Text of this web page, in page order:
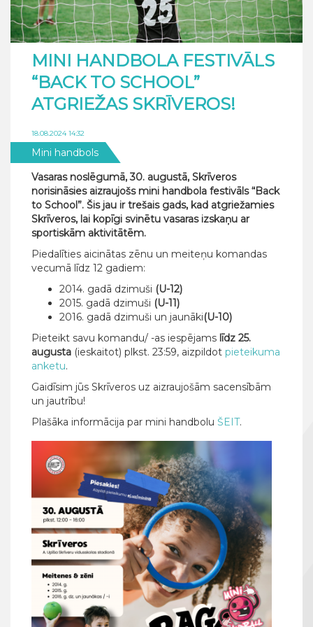
MINI HANDBOLA FESTIVĀLS
“BACK TO SCHOOL”
ATGRIEŽAS SKRĪVEROS!
18.08.2024 14:32
Mini handbols
Vasaras noslēgumā, 30. augustā, Skrīveros
norisināsies aizraujošs mini handbola festivāls “Back
to School”. Šis jau ir trešais gads, kad atgriežamies
Skrīveros, lai kopīgi svinētu vasaras izskaņu ar
sportiskām aktivitātēm.
Piedalīties aicinātas zēnu un meiteņu komandas
vecumā līdz 12 gadiem:
2014. gadā dzimuši (U-12)
2015. gadā dzimuši (U-11)
2016. gadā dzimuši un jaunāki(U-10)
Pieteikt savu komandu/ -as iespējams līdz 25.
augusta (ieskaitot) plkst. 23:59, aizpildot pieteikuma
anketu.
Gaidīsim jūs Skrīveros uz aizraujošām sacensībām
un jautrību!
Plašāka informācija par mini handbolu ŠEIT.